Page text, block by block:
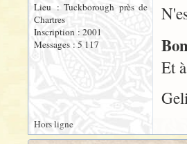
Lieu : Tuckborough près de
Chartres
Inscription : 2001
Messages : 5 117
Et
Hors ligne